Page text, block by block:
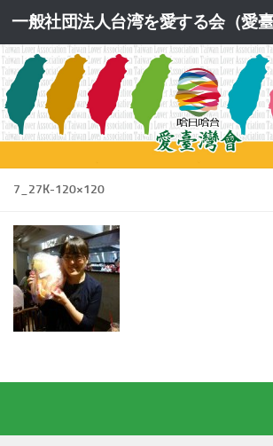
コンテンツへスキップ
7_27K-120×120